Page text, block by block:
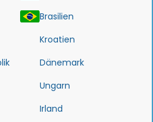
Brasilien
Kroatien
Dänemark
Ungarn
Irland